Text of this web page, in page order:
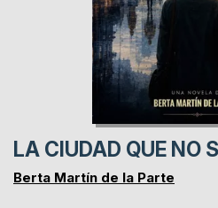
LA CIUDAD QUE NO
Berta Martín de la Parte